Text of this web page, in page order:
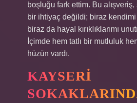
boşluğu fark ettim. Bu
bir ihtiyaç değildi; biraz
biraz da hayal kırıklıklarımı
İçimde hem tatlı bir mutluluk
hüzün vardı.
KAYSERI